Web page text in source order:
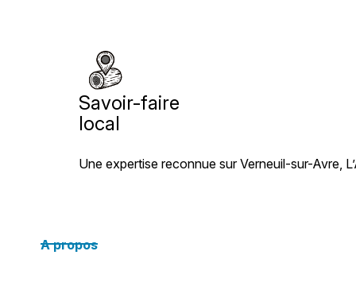
Savoir-faire
local
Une expertise reconnue sur Verneuil-sur-Avre,
A propos